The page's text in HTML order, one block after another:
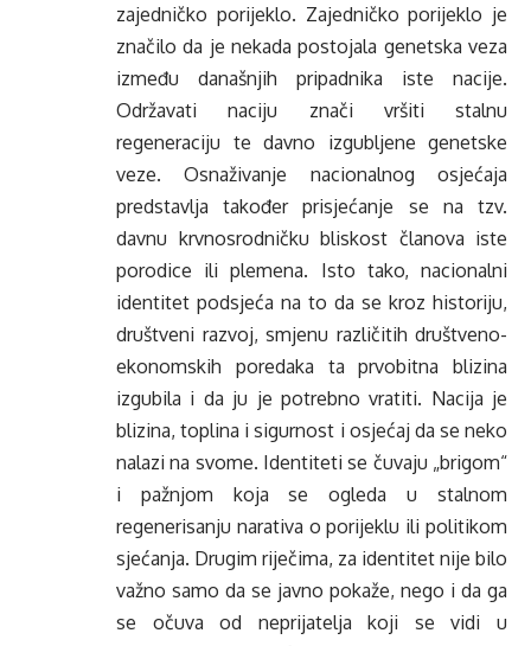
zajedničko porijeklo. Zajedničko porijeklo je
značilo da je nekada postojala genetska veza
između današnjih pripadnika iste nacije.
Održavati naciju znači vršiti stalnu
regeneraciju te davno izgubljene genetske
veze. Osnaživanje nacionalnog osjećaja
predstavlja također prisjećanje se na tzv.
davnu krvnosrodničku bliskost članova iste
porodice ili plemena. Isto tako, nacionalni
identitet podsjeća na to da se kroz historiju,
društveni razvoj, smjenu različitih društveno-
ekonomskih poredaka ta prvobitna blizina
izgubila i da ju je potrebno vratiti. Nacija je
blizina, toplina i sigurnost i osjećaj da se neko
nalazi na svome. Identiteti se čuvaju „brigom“
i pažnjom koja se ogleda u stalnom
regenerisanju narativa o porijeklu ili politikom
sjećanja. Drugim riječima, za identitet nije bilo
važno samo da se javno pokaže, nego i da ga
se očuva od neprijatelja koji se vidi u